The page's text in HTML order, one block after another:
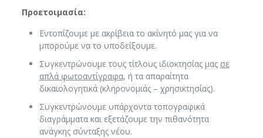
Προετοιμασία:
Εντοπίζουμε με ακρίβεια το ακίνητό μας για να
μπορούμε να το υποδείξουμε.
Συγκεντρώνουμε τους τίτλους ιδιοκτησίας μας σε
απλά φωτοαντίγραφα, ή τα απαραίτητα
δικαιολογητικά (κληρονομιάς – χρησικτησίας).
Συγκεντρώνουμε υπάρχοντα τοπογραφικά
διαγράμματα και εξετάζουμε την πιθανότητα
ανάγκης σύνταξης νέου.